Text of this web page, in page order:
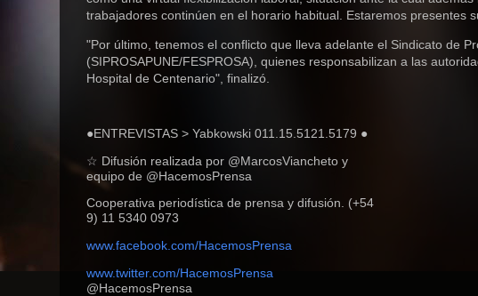
trabajadores continúen en el horario habitual. Estaremos presentes
"Por último, tenemos el conflicto que lleva adelante el Sindicato de
(SIPROSAPUNE/FESPROSA), quienes responsabilizan a las
Hospital de Centenario", finalizó.
●ENTREVISTAS > Yabkowski 011.15.5121.5179 ●
☆ Difusión realizada por @MarcosViancheto y
equipo de @HacemosPrensa
Cooperativa periodística de prensa y difusión. (+54
9) 11 5340 0973
www.facebook.com/HacemosPrensa
www.twitter.com/HacemosPrensa
@HacemosPrensa